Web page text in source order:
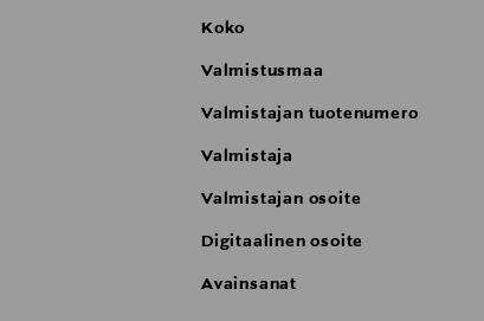
Koko
Valmistusmaa
Valmistajan tuotenumero
Valmistaja
Valmistajan osoite
Digitaalinen osoite
Avainsanat